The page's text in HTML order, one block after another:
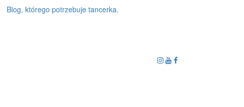
Blog, którego potrzebuje tancerka.